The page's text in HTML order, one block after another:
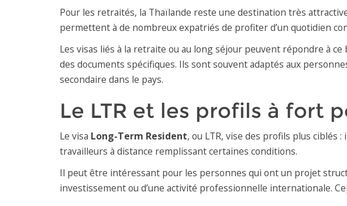
Pour les retraités, la Thaïlande reste une destination très
permettent à de nombreux expatriés de profiter d’un quotidien
Les visas liés à la retraite ou au long séjour peuvent répondre à
des documents spécifiques. Ils sont souvent adaptés aux
secondaire dans le pays.
Le LTR et les profils à fort
Le visa Long-Term Resident, ou LTR, vise des profils plus
travailleurs à distance remplissant certaines conditions.
Il peut être intéressant pour les personnes qui ont un projet
investissement ou d’une activité professionnelle internationale.